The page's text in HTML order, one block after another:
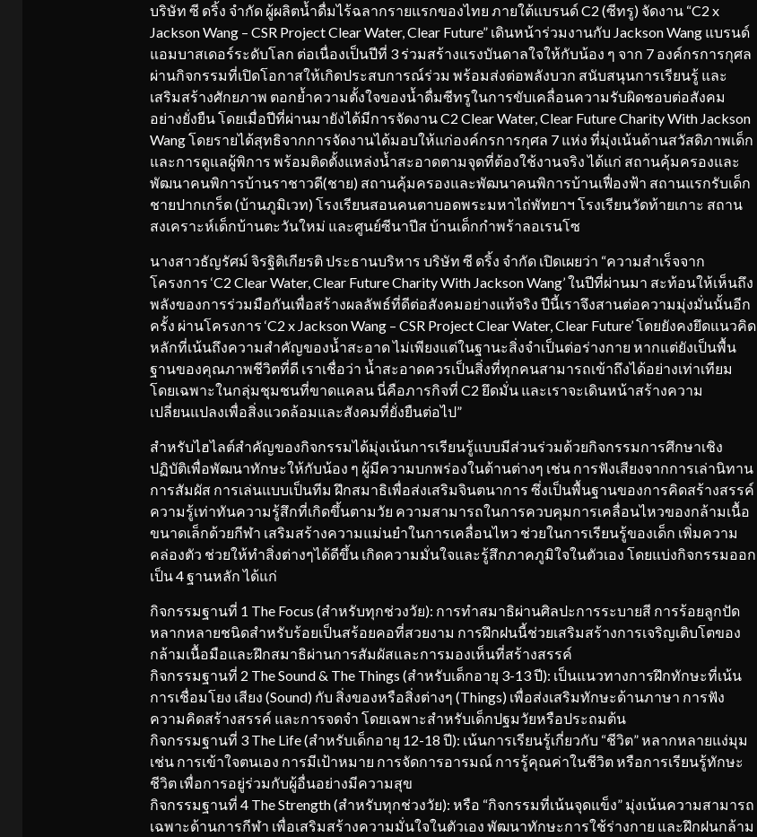
บริษัท ซี ดริ้ง จำกัด ผู้ผลิตน้ำดื่มไร้ฉลากรายแรกของไทย ภายใต้แบรนด์ C2 (ซีทรู) จัดงาน “C2 x
Jackson Wang – CSR Project Clear Water, Clear Future” เดินหน้าร่วมงานกับ Jackson Wang แบรนด์
แอมบาสเดอร์ระดับโลก ต่อเนื่องเป็นปีที่ 3 ร่วมสร้างแรงบันดาลใจให้กับน้อง ๆ จาก 7 องค์กรการกุศล
ผ่านกิจกรรมที่เปิดโอกาสให้เกิดประสบการณ์ร่วม พร้อมส่งต่อพลังบวก สนับสนุนการเรียนรู้ และ
เสริมสร้างศักยภาพ ตอกย้ำความตั้งใจของน้ำดื่มซีทรูในการขับเคลื่อนความรับผิดชอบต่อสังคม
อย่างยั่งยืน โดยเมื่อปีที่ผ่านมายังได้มีการจัดงาน C2 Clear Water, Clear Future Charity With Jackson
Wang โดยรายได้สุทธิจากการจัดงานได้มอบให้แก่องค์กรการกุศล 7 แห่ง ที่มุ่งเน้นด้านสวัสดิภาพเด็ก
และการดูแลผู้พิการ พร้อมติดตั้งแหล่งน้ำสะอาดตามจุดที่ต้องใช้งานจริง ได้แก่ สถานคุ้มครองและ
พัฒนาคนพิการบ้านราชาวดี(ชาย) สถานคุ้มครองและพัฒนาคนพิการบ้านเฟื่องฟ้า สถานแรกรับเด็ก
ชายปากเกร็ด (บ้านภูมิเวท) โรงเรียนสอนคนตาบอดพระมหาไถ่พัทยาฯ โรงเรียนวัดท้ายเกาะ สถาน
สงเคราะห์เด็กบ้านตะวันใหม่ และศูนย์ซีนาปีส บ้านเด็กกำพร้าลอเรนโซ
นางสาวธัญรัศม์ จิรฐิติเกียรติ ประธานบริหาร บริษัท ซี ดริ้ง จำกัด เปิดเผยว่า “ความสำเร็จจาก
โครงการ ‘C2 Clear Water, Clear Future Charity With Jackson Wang’ ในปีที่ผ่านมา สะท้อนให้เห็นถึง
พลังของการร่วมมือกันเพื่อสร้างผลลัพธ์ที่ดีต่อสังคมอย่างแท้จริง ปีนี้เราจึงสานต่อความมุ่งมั่นนั้นอีก
ครั้ง ผ่านโครงการ ‘C2 x Jackson Wang – CSR Project Clear Water, Clear Future’ โดยยังคงยึดแนวคิด
หลักที่เน้นถึงความสำคัญของน้ำสะอาด ไม่เพียงแต่ในฐานะสิ่งจำเป็นต่อร่างกาย หากแต่ยังเป็นพื้น
ฐานของคุณภาพชีวิตที่ดี เราเชื่อว่า น้ำสะอาดควรเป็นสิ่งที่ทุกคนสามารถเข้าถึงได้อย่างเท่าเทียม
โดยเฉพาะในกลุ่มชุมชนที่ขาดแคลน นี่คือภารกิจที่ C2 ยึดมั่น และเราจะเดินหน้าสร้างความ
เปลี่ยนแปลงเพื่อสิ่งแวดล้อมและสังคมที่ยั่งยืนต่อไป”
สำหรับไฮไลต์สำคัญของกิจกรรมได้มุ่งเน้นการเรียนรู้แบบมีส่วนร่วมด้วยกิจกรรมการศึกษาเชิง
ปฏิบัติเพื่อพัฒนาทักษะให้กับน้อง ๆ ผู้มีความบกพร่องในด้านต่างๆ เช่น การฟังเสียงจากการเล่านิทาน
การสัมผัส การเล่นแบบเป็นทีม ฝึกสมาธิเพื่อส่งเสริมจินตนาการ ซึ่งเป็นพื้นฐานของการคิดสร้างสรรค์
ความรู้เท่าทันความรู้สึกที่เกิดขึ้นตามวัย ความสามารถในการควบคุมการเคลื่อนไหวของกล้ามเนื้อ
ขนาดเล็กด้วยกีฬา เสริมสร้างความแม่นยำในการเคลื่อนไหว ช่วยในการเรียนรู้ของเด็ก เพิ่มความ
คล่องตัว ช่วยให้ทำสิ่งต่างๆได้ดีขึ้น เกิดความมั่นใจและรู้สึกภาคภูมิใจในตัวเอง โดยแบ่งกิจกรรมออก
เป็น 4 ฐานหลัก ได้แก่
กิจกรรมฐานที่ 1 The Focus (สำหรับทุกช่วงวัย): การทำสมาธิผ่านศิลปะการระบายสี การร้อยลูกปัด
หลากหลายชนิดสำหรับร้อยเป็นสร้อยคอที่สวยงาม การฝึกฝนนี้ช่วยเสริมสร้างการเจริญเติบโตของ
กล้ามเนื้อมือและฝึกสมาธิผ่านการสัมผัสและการมองเห็นที่สร้างสรรค์
กิจกรรมฐานที่ 2 The Sound & The Things (สำหรับเด็กอายุ 3-13 ปี): เป็นแนวทางการฝึกทักษะที่เน้น
การเชื่อมโยง เสียง (Sound) กับ สิ่งของหรือสิ่งต่างๆ (Things) เพื่อส่งเสริมทักษะด้านภาษา การฟัง
ความคิดสร้างสรรค์ และการจดจำ โดยเฉพาะสำหรับเด็กปฐมวัยหรือประถมต้น
กิจกรรมฐานที่ 3 The Life (สำหรับเด็กอายุ 12-18 ปี): เน้นการเรียนรู้เกี่ยวกับ “ชีวิต” หลากหลายแง่มุม
เช่น การเข้าใจตนเอง การมีเป้าหมาย การจัดการอารมณ์ การรู้คุณค่าในชีวิต หรือการเรียนรู้ทักษะ
ชีวิต เพื่อการอยู่ร่วมกับผู้อื่นอย่างมีความสุข
กิจกรรมฐานที่ 4 The Strength (สำหรับทุกช่วงวัย): หรือ “กิจกรรมที่เน้นจุดแข็ง” มุ่งเน้นความสามารถ
เฉพาะด้านการกีฬา เพื่อเสริมสร้างความมั่นใจในตัวเอง พัฒนาทักษะการใช้ร่างกาย และฝึกฝนกล้าม